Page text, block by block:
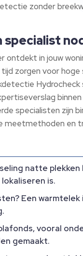
zonder
specialist
in jouw
zorgen voor
Hydrocheck
specialisten zijn
meetmethoden
natte plekken
is.
Een
vooral
gemaakt.